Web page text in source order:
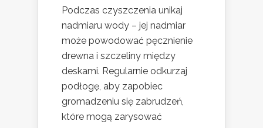
Podczas czyszczenia unikaj
nadmiaru wody – jej nadmiar
może powodować pęcznienie
drewna i szczeliny między
deskami. Regularnie odkurzaj
podłogę, aby zapobiec
gromadzeniu się zabrudzeń,
które mogą zarysować